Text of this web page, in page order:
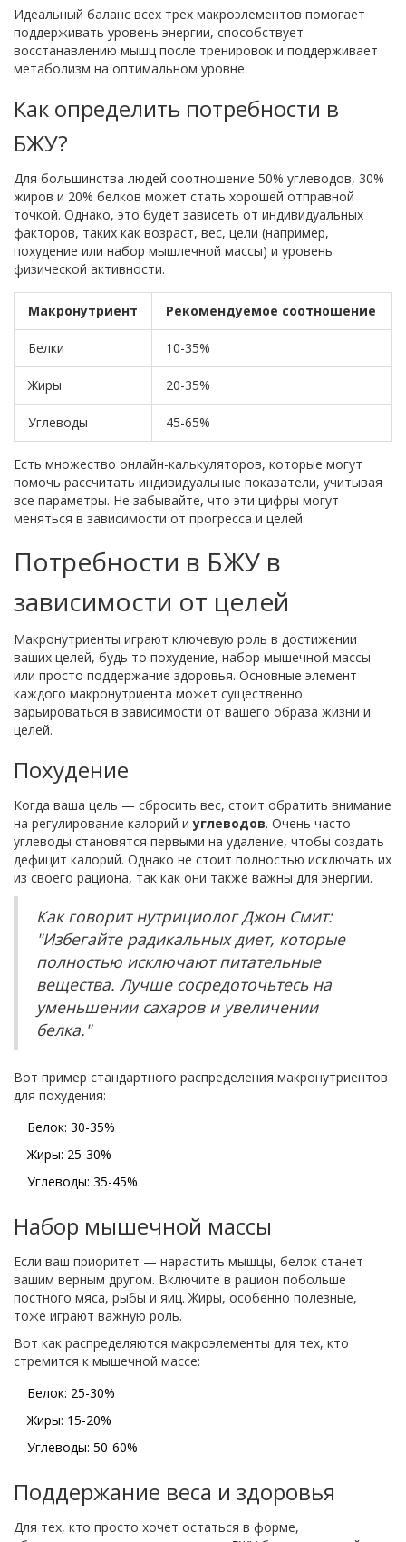
Идеальный баланс всех трех макроэлементов помогает
поддерживать уровень энергии, способствует
восстанавлению мышц после тренировок и поддерживает
метаболизм на оптимальном уровне.
Как определить потребности в
БЖУ?
Для большинства людей соотношение 50% углеводов, 30%
жиров и 20% белков может стать хорошей отправной
точкой. Однако, это будет зависеть от индивидуальных
факторов, таких как возраст, вес, цели (например,
похудение или набор мышлечной массы) и уровень
физической активности.
Макронутриент Рекомендуемое соотношение
Белки 10-35%
Жиры 20-35%
Углеводы 45-65%
Есть множество онлайн-калькуляторов, которые могут
помочь рассчитать индивидуальные показатели, учитывая
все параметры. Не забывайте, что эти цифры могут
меняться в зависимости от прогресса и целей.
Потребности в БЖУ в
зависимости от целей
Макронутриенты играют ключевую роль в достижении
ваших целей, будь то похудение, набор мышечной массы
или просто поддержание здоровья. Основные элемент
каждого макронутриента может существенно
варьироваться в зависимости от вашего образа жизни и
целей.
Похудение
Когда ваша цель — сбросить вес, стоит обратить внимание
на регулирование калорий иуглеводов. Очень часто
углеводы становятся первыми на удаление, чтобы создать
дефицит калорий. Однако не стоит полностью исключать их
из своего рациона, так как они также важны для энергии.
Как говорит нутрициолог Джон Смит:
"Избегайте радикальных диет, которые
полностью исключают питательные
вещества. Лучше сосредоточьтесь на
уменьшении сахаров и увеличении
белка."
Вот пример стандартного распределения макронутриентов
для похудения:
Белок: 30-35%
Жиры: 25-30%
Углеводы: 35-45%
Набор мышечной массы
Если ваш приоритет — нарастить мышцы, белок станет
вашим верным другом. Включите в рацион побольше
постного мяса, рыбы и яиц. Жиры, особенно полезные,
тоже играют важную роль.
Вот как распределяются макроэлементы для тех, кто
стремится к мышечной массе:
Белок: 25-30%
Жиры: 15-20%
Углеводы: 50-60%
Поддержание веса и здоровья
Для тех, кто просто хочет остаться в форме,